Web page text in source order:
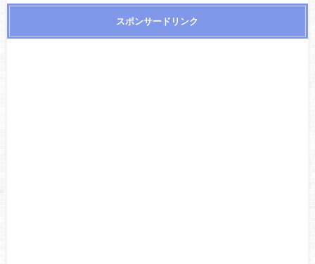
スポンサードリンク